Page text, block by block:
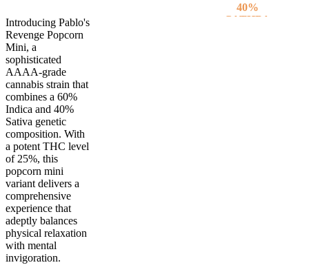
40%
САТИВА
Introducing Pablo's
Revenge Popcorn
Mini, a
sophisticated
AAAA-grade
cannabis strain that
combines a 60%
Indica and 40%
Sativa genetic
composition. With
a potent THC level
of 25%, this
popcorn mini
variant delivers a
comprehensive
experience that
adeptly balances
physical relaxation
with mental
invigoration.